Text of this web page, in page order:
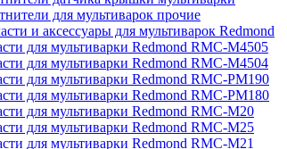
для мультиварок прочие
и аксессуары для мультиварок Redmond
для мультиварки Redmond RMC-M4505
для мультиварки Redmond RMC-M4504
для мультиварки Redmond RMC-PM190
для мультиварки Redmond RMC-PM180
для мультиварки Redmond RMC-M20
для мультиварки Redmond RMC-M25
для мультиварки Redmond RMC-M21